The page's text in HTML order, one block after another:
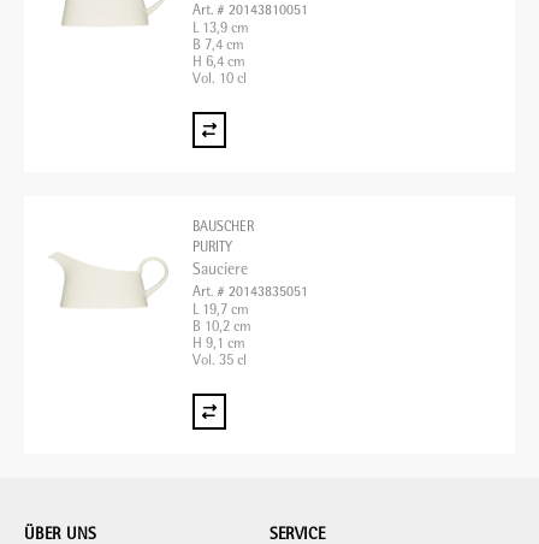
Art. # 20143810051
L 13,9 cm
B 7,4 cm
H 6,4 cm
Vol. 10 cl
BAUSCHER
PURITY
Sauciere
Art. # 20143835051
L 19,7 cm
B 10,2 cm
H 9,1 cm
Vol. 35 cl
ÜBER UNS SERVICE